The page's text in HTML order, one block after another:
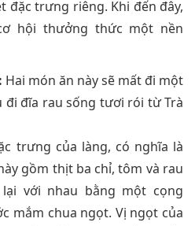
đặc trưng riêng. Khi đến đây,
hội thưởng thức một nền
Hai món ăn này sẽ mất đi một
đi đĩa rau sống tươi rói từ Trà
trưng của làng, có nghĩa là
gồm thịt ba chỉ, tôm và rau
với nhau bằng một cọng
mắm chua ngọt. Vị ngọt của